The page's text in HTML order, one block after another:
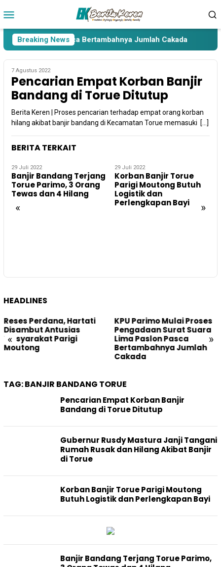
ke
Mobile
Breaking News
Lima Paslon Pasca Bertambahnya Jumlah Cakada
7 Agustus 2022
Pencarian Empat Korban Banjir
Bandang di Torue Ditutup
Berita Keren | Proses pencarian terhadap empat orang korban
hilang akibat banjir bandang di Kecamatan Torue memasuki […]
BERITA TERKAIT
« »
29 Juli 2022
Banjir Bandang Terjang
Torue Parimo, 3 Orang
Tewas dan 4 Hilang
29 Juli 2022
Korban Banjir Torue
Parigi Moutong Butuh
Logistik dan
Perlengkapan Bayi
HEADLINES
« »
Reses Perdana, Hartati
Disambut Antusias
Masyarakat Parigi
Moutong
KPU Parimo Mulai Proses
Pengadaan Surat Suara
Lima Paslon Pasca
Bertambahnya Jumlah
Cakada
TAG:BANJIR BANDANG TORUE
Pencarian Empat Korban Banjir
Bandang di Torue Ditutup
Gubernur Rusdy Mastura Janji Tangani
Rumah Rusak dan Hilang Akibat Banjir
di Torue
Korban Banjir Torue Parigi Moutong
Butuh Logistik dan Perlengkapan Bayi
Banjir Bandang Terjang Torue Parimo,